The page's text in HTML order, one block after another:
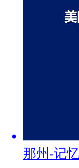
那州-记